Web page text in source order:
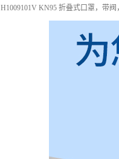
H1009101V KN95 折叠式口罩，带